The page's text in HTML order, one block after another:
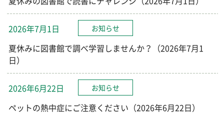
2026年7月1日 お知らせ
夏休みに図書館で調べ学習しませんか？（2026年7月1
日）
2026年6月22日 お知らせ
ペットの熱中症にご注意ください（2026年6月22日）